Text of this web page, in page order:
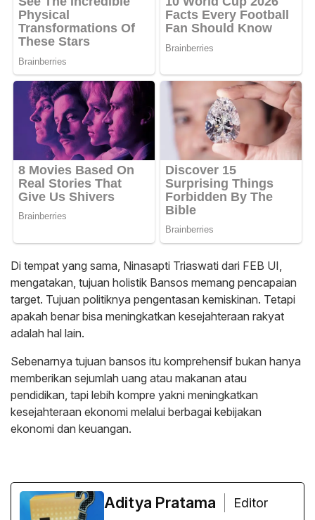
Di tempat yang sama, Ninasapti Triaswati dari FEB UI,
mengatakan, tujuan holistik Bansos memang pencapaian
target. Tujuan politiknya pengentasan kemiskinan. Tetapi
apakah benar bisa meningkatkan kesejahteraan rakyat
adalah hal lain.
Sebenarnya tujuan bansos itu komprehensif bukan hanya
memberikan sejumlah uang atau makanan atau
pendidikan, tapi lebih kompre yakni meningkatkan
kesejahteraan ekonomi melalui berbagai kebijakan
ekonomi dan keuangan.
Aditya Pratama Editor